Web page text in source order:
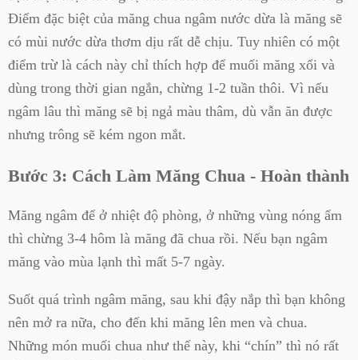
Điểm đặc biệt của măng chua ngâm nước dừa là măng sẽ
có mùi nước dừa thơm dịu rất dễ chịu. Tuy nhiên có một
điểm trừ là cách này chỉ thích hợp để muối măng xổi và
dùng trong thời gian ngắn, chừng 1-2 tuần thôi. Vì nếu
ngâm lâu thì măng sẽ bị ngả màu thâm, dù vẫn ăn được
nhưng trông sẽ kém ngon mắt.
Bước 3: Cách Làm Măng Chua - Hoàn thành
Măng ngâm để ở nhiệt độ phòng, ở những vùng nóng ẩm
thì chừng 3-4 hôm là măng đã chua rồi. Nếu bạn ngâm
măng vào mùa lạnh thì mất 5-7 ngày.
Suốt quá trình ngâm măng, sau khi đậy nắp thì bạn không
nên mở ra nữa, cho đến khi măng lên men và chua.
Những món muối chua như thế này, khi “chín” thì nó rất